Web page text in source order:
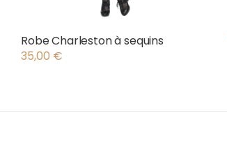
Robe Charleston à sequins
35,00 €